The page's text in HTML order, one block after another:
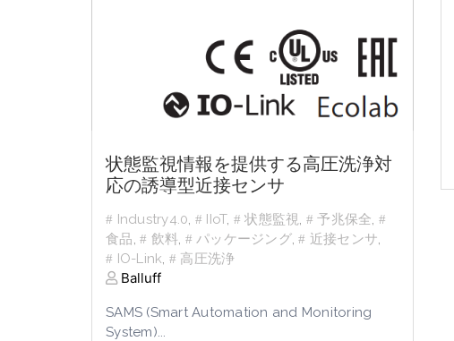
状態監視情報を提供する高圧洗浄対
応の誘導型近接センサ
Industry4.0, IIoT, 状態監視, 予兆保全,
食品, 飲料, パッケージング, 近接センサ,
IO-Link, 高圧洗浄
Balluff
SAMS (Smart Automation and Monitoring
System)...